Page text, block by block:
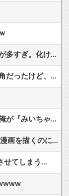
【画像】地獄の釜の蓋が開く←これの誤用が多すぎ。化け物が沢山出てくるイメージ持ってる奴間違ってるぞ
【ダイの大冒険】マァムとレオナは人気互角だったけど、どっち派？
【悲報】ヤマカン、首を突っ込んでくる「俺が『みいちゃんと山田さん』のアニメ監督やりますよ？」
尾田栄一郎、新人漫画家に喝「31ページの漫画を描くのに何をウダウダやってるんですか」
せてしまう…